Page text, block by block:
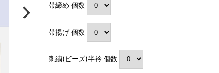
帯締め 個数
帯揚げ 個数
刺繍(ビーズ)半衿 個数